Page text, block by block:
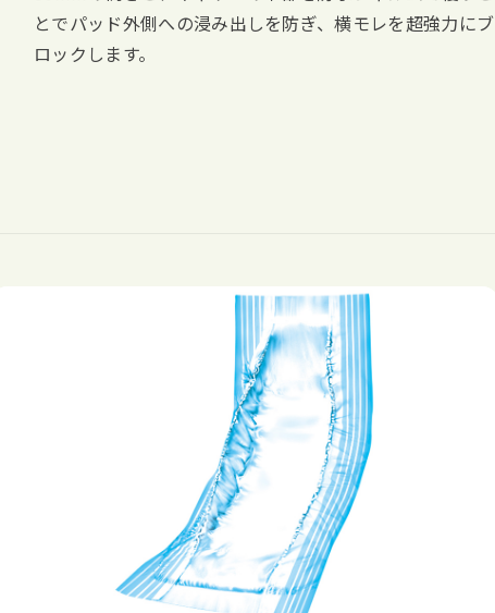
とでパッド外側への浸み出しを防ぎ、横モレを超強力にブ
ロックします。